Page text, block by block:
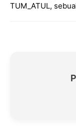
TUM_ATUL,